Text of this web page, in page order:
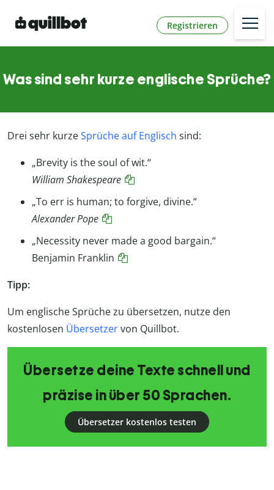
Registrieren
Was sind sehr kurze englische Sprüche?
Drei sehr kurzeSprüche auf Englisch sind:
„Brevity is the soul of wit.“
William Shakespeare
„To err is human; to forgive, divine.“
Alexander Pope
„Necessity never made a good bargain.“
Benjamin Franklin
Tipp:
Um englische Sprüche zu übersetzen, nutze den
kostenlosen Übersetzervon Quillbot.
Übersetze deine Texte schnell und
präzise in über 50 Sprachen.
Übersetzer kostenlos testen